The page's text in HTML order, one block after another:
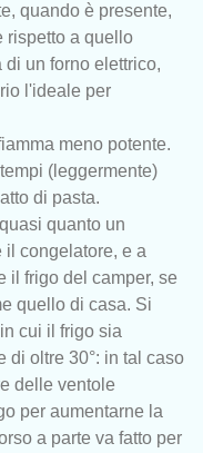
quando è presente,
rispetto a quello
un forno elettrico,
l'ideale per
meno potente.
(leggermente)
di pasta.
quanto un
il congelatore, e a
il frigo del camper, se
quello di casa. Si
cui il frigo sia
di oltre 30°: in tal caso
delle ventole
per aumentarne la
a parte va fatto per